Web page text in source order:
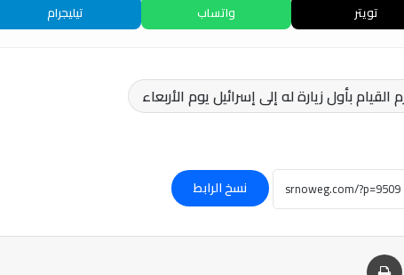
تويتر واتساب تيليجرام
نسخ الرابط
مشاركة عبر البريد